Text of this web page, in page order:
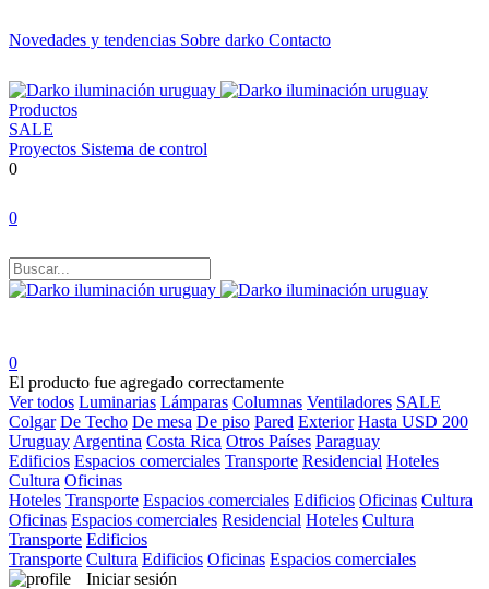
Novedades y tendencias Sobre darko Contacto
Productos
SALE
Proyectos Sistema de control
0
0
0
El producto fue agregado correctamente
Ver todos Luminarias Lámparas Columnas Ventiladores SALE
Colgar De Techo De mesa De piso Pared Exterior Hasta USD 200
Uruguay Argentina Costa Rica Otros Países Paraguay
Edificios Espacios comerciales Transporte Residencial Hoteles
Cultura Oficinas
Hoteles Transporte Espacios comerciales Edificios Oficinas Cultura
Oficinas Espacios comerciales Residencial Hoteles Cultura
Transporte Edificios
Transporte Cultura Edificios Oficinas Espacios comerciales
Iniciar sesión